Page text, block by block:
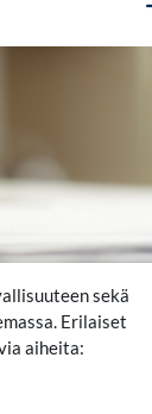
sekä
Erilaiset
aiheita: